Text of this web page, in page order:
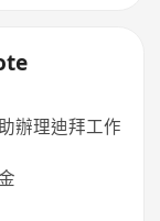
辦理迪拜工作